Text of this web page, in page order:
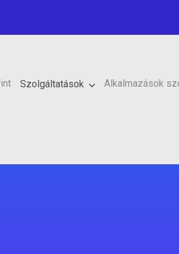
Szolgáltatások Alkalmazások